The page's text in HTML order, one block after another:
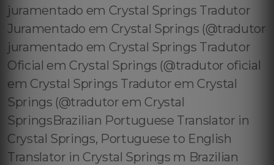
juramentado em Crystal Springs Tradutor
Juramentado em Crystal Springs (@tradutor
juramentado em Crystal Springs Tradutor
Oficial em Crystal Springs (@tradutor oficial
em Crystal Springs Tradutor em Crystal
Springs (@tradutor em Crystal
SpringsBrazilian Portuguese Translator in
Crystal Springs, Portuguese to English
Translator in Crystal Springs m Brazilian